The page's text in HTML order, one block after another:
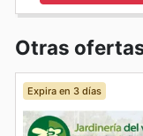
Otras
Expira en 3 días